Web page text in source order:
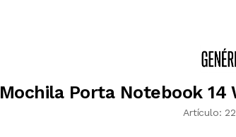
Mochila Porta Notebook 14
Artículo: